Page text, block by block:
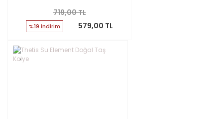
719,00 TL
%19 indirim 579,00 TL